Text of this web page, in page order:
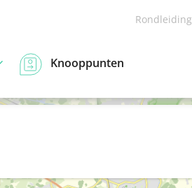
Rondleiding
Knooppunten